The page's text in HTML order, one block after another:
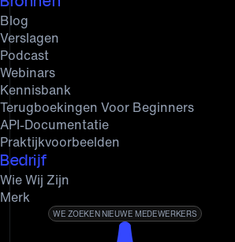
Blog
Verslagen
Podcast
Webinars
Kennisbank
Terugboekingen Voor Beginners
API-Documentatie
Praktijkvoorbeelden
Bedrijf
Wie Wij Zijn
Merk
WE ZOEKEN NIEUWE MEDEWERKERS